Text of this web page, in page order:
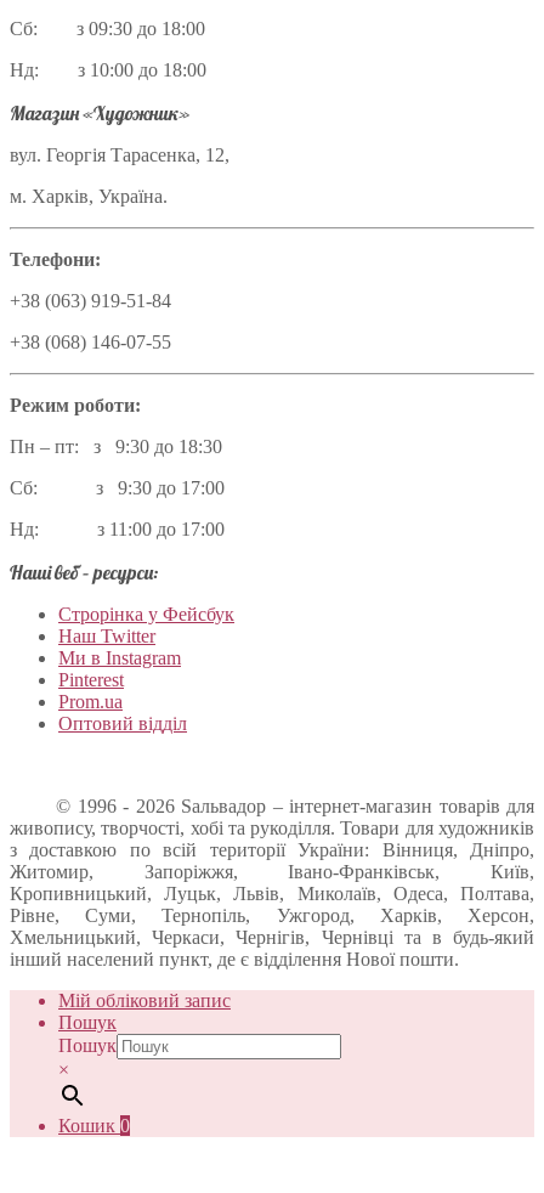
Сб: з 09:30 до 18:00
Нд: з 10:00 до 18:00
Магазин «Художник»
вул. Георгія Тарасенка, 12,
м. Харків, Україна.
Телефони:
+38 (063) 919-51-84
+38 (068) 146-07-55
Режим роботи:
Пн – пт: з 9:30 до 18:30
Сб: з 9:30 до 17:00
Нд: з 11:00 до 17:00
Наші веб – ресурси:
Строрінка у Фейсбук
Наш Twitter
Ми в Instagram
Pinterest
Prom.ua
Оптовий відділ
© 1996 - 2026 Sальвадор – інтернет-магазин товарів для
живопису, творчості, хобі та рукоділля. Товари для художників
з доставкою по всій території України: Вінниця, Дніпро,
Житомир, Запоріжжя, Івано-Франківськ, Київ,
Кропивницький, Луцьк, Львів, Миколаїв, Одеса, Полтава,
Рівне, Суми, Тернопіль, Ужгород, Харків, Херсон,
Хмельницький, Черкаси, Чернігів, Чернівці та в будь-який
інший населений пункт, де є відділення Нової пошти.
Мій обліковий запис
Пошук
Пошук
×
Кошик 0